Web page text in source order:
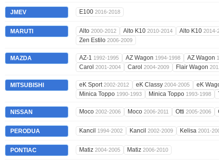
JMEV E100 2016-2018
MARUTI Alto 2000-2012 Alto K10 2010-2014 Alto K10 2014-
Zen Estilo 2006-2009
MAZDA AZ-1 1992-1995 AZ Wagon 1994-1998 AZ Wagon
Carol 2001-2004 Carol 2004-2009 Flair Wagon
MITSUBISHI eK Sport2002-2012 eK Classy 2004-2005
eK
Minica Toppo 1990-1993 Minica Toppo 1993-1998
NISSAN Moco 2002-2006 Moco 2006-2011 Otti 2005-2006
PERODUA Kancil 1994-2002 Kancil 2002-2009 Kelisa 2001-
PONTIAC Matiz 2004-2005 Matiz 2006-2010